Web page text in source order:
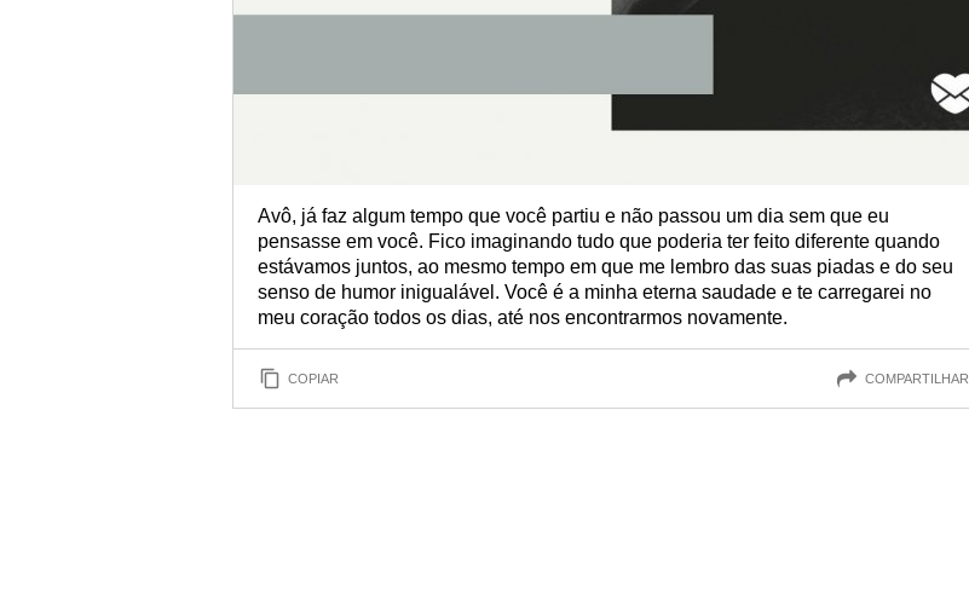
Avô, já faz algum tempo que você partiu e não passou um dia sem que eu
pensasse em você. Fico imaginando tudo que poderia ter feito diferente quando
estávamos juntos, ao mesmo tempo em que me lembro das suas piadas e do seu
senso de humor inigualável. Você é a minha eterna saudade e te carregarei no
meu coração todos os dias, até nos encontrarmos novamente.
COPIAR COMPARTILHAR